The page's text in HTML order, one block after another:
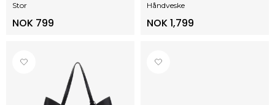
Stor
NOK 799
Håndveske
NOK 1,799